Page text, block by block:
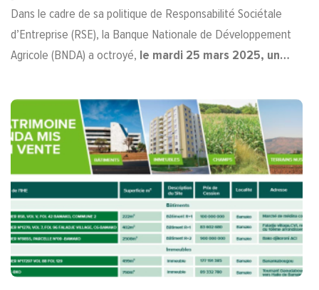
Dans le cadre de sa politique de Responsabilité Sociétale
d’Entreprise (RSE), la Banque Nationale de Développement
Agricole (BNDA) a octroyé, le mardi 25 mars 2025, un…